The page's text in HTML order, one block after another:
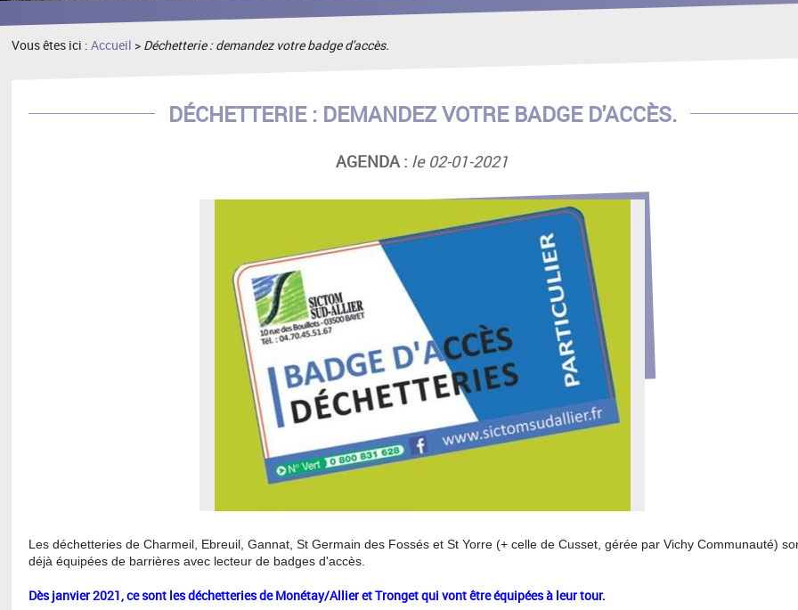
Vous êtes ici :Accueil > Déchetterie : demandez votre badge d'accès.
DÉCHETTERIE : DEMANDEZ VOTRE BADGE D'ACCÈS.
AGENDA : le 02-01-2021
Les déchetteries de Charmeil, Ebreuil, Gannat, St Germain des Fossés et St Yorre (+ celle de Cusset, gérée par Vichy Communauté)
déjà équipées de barrières avec lecteur de badges d'accès.
Dès janvier 2021, ce sont les déchetteries de Monétay/Allier et Tronget qui vont être équipées à leur tour.